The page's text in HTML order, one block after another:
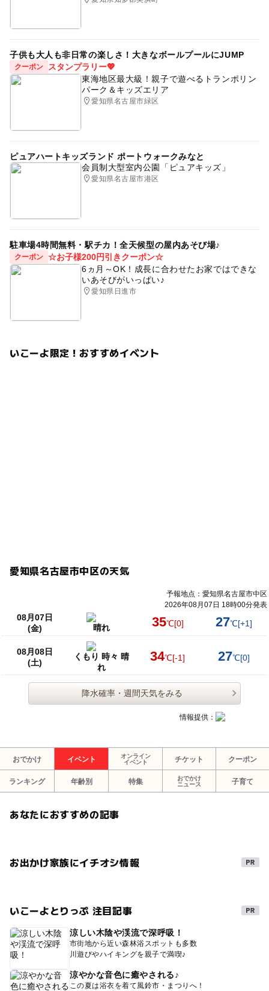
子供も大人も非日常の楽しさ！大きなボールプールにJUMP
クーポン
スタンプラリー💖
東海地区最大級！親子で遊べるトランポリン
パーク＆キッズエリア
愛知県名古屋市緑区
ピュアハートキッズランド ポートウォークみなと
会員制大型室内公園「ピュアキッズ」
愛知県名古屋市港区
駐車場4時間無料・駅チカ！全天候型の屋内あそび場♪
クーポン ☆お子様200円引きクーポン☆
6ヵ月～OK！成長に合わせたお家ではできな
いあそびがいっぱい♪
愛知県日進市
いこーよ限定！おすすめイベント
愛知県名古屋市中区の天気
予報地点：愛知県名古屋市中区
2026年08月07日 18時00分発表
08月07日
(金)
晴れ 35℃[0] 27℃[+1]
08月08日
(土)
くもり 時々 晴
れ
34℃[-1] 27℃[0]
降水確率・週間天気をみる
情報提供：
おでかけ イベント
オンライン
イベント
チケット クーポン
ランキング 年齢別 特集
おでかけ
ニュース
子育て
あなたにおすすめの記事
お出かけ家族にイチオシ情報
いこーよとりっぷ 注目記事
涼しい木陰や渓流で深呼吸！
市街地から近い森林浴スポットも多数
川遊びやハイキングを親子で満喫♪
涼やかな音色に癒やされる♪
この夏は浴衣を着て風鈴市・まつりへ！